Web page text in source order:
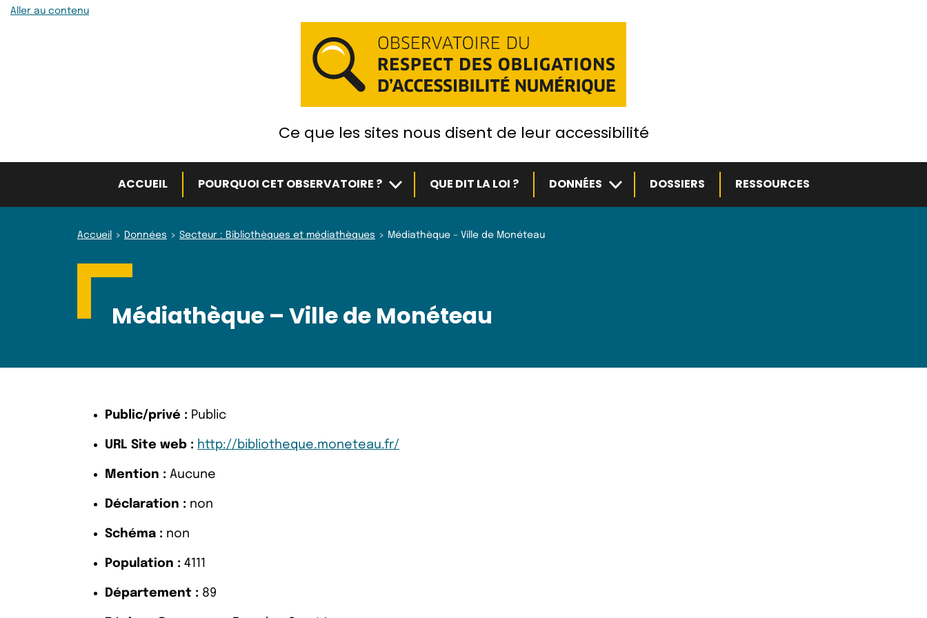
Aller au contenu
Ce que les sites nous disent de leur accessibilité
ACCUEIL POURQUOI CET OBSERVATOIRE ? Sous-menuQUE DIT LA LOI ? DONNÉES Sous-menuDOSSIERS RESSOURCES
Accueil Données Secteur : Bibliothèques et médiathèques Médiathèque – Ville de Monéteau
Médiathèque – Ville de Monéteau
Public/privé : Public
URL Site web : http://bibliotheque.moneteau.fr/
Mention : Aucune
Déclaration : non
Schéma : non
Population : 4111
Département : 89